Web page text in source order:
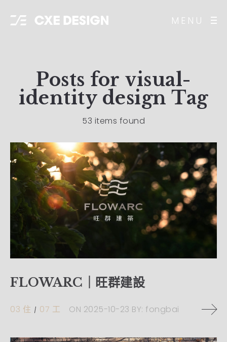
MENU
Posts for visual-
identity design Tag
53 items found
FLOWARC｜旺群建設
03 住 07 工 ON 2025-10-23 BY: fongbai